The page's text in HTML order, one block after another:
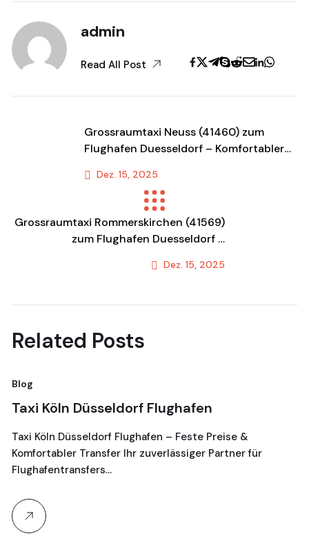
admin
Read All Post
Grossraumtaxi Neuss (41460) zum
Flughafen Duesseldorf – Komfortabler
Dez. 15, 2025
Previous Post
Grossraumtaxi Rommerskirchen (41569)
zum Flughafen Duesseldorf –
Transportservice
Dez. 15, 2025
Related Posts
Blog
Taxi Köln Düsseldorf Flughafen
Taxi Köln Düsseldorf Flughafen – Feste Preise &
Komfortabler Transfer Ihr zuverlässiger Partner für
Flughafentransfers…